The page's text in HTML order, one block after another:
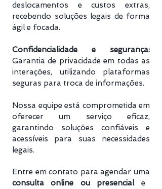
deslocamentos e custos extras,
recebendo soluções legais de forma
ágil e focada.
Confidencialidade e segurança:
Garantia de privacidade em todas as
interações, utilizando plataformas
seguras para troca de informações.
Nossa equipe está comprometida em
oferecer um serviço eficaz,
garantindo soluções confiáveis e
acessíveis para suas necessidades
legais.
Entre em contato para agendar uma
consulta online ou presenciale